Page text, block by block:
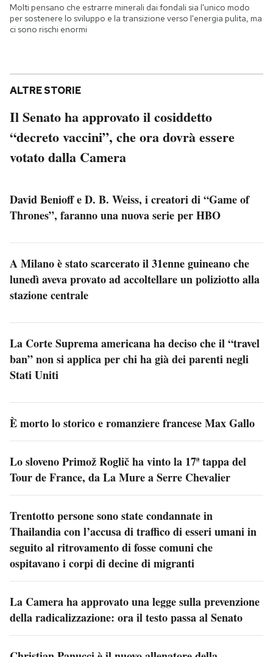
Molti pensano che estrarre minerali dai fondali sia l'unico modo
per sostenere lo sviluppo e la transizione verso l'energia pulita, ma
ci sono rischi enormi
ALTRE STORIE
Il Senato ha approvato il cosiddetto
“decreto vaccini”, che ora dovrà essere
votato dalla Camera
David Benioff e D. B. Weiss, i creatori di “Game of
Thrones”, faranno una nuova serie per HBO
A Milano è stato scarcerato il 31enne guineano che
lunedì aveva provato ad accoltellare un poliziotto alla
stazione centrale
La Corte Suprema americana ha deciso che il “travel
ban” non si applica per chi ha già dei parenti negli
Stati Uniti
È morto lo storico e romanziere francese Max Gallo
Lo sloveno Primož Roglič ha vinto la 17ª tappa del
Tour de France, da La Mure a Serre Chevalier
Trentotto persone sono state condannate in
Thailandia con l’accusa di traffico di esseri umani in
seguito al ritrovamento di fosse comuni che
ospitavano i corpi di decine di migranti
La Camera ha approvato una legge sulla prevenzione
della radicalizzazione: ora il testo passa al Senato